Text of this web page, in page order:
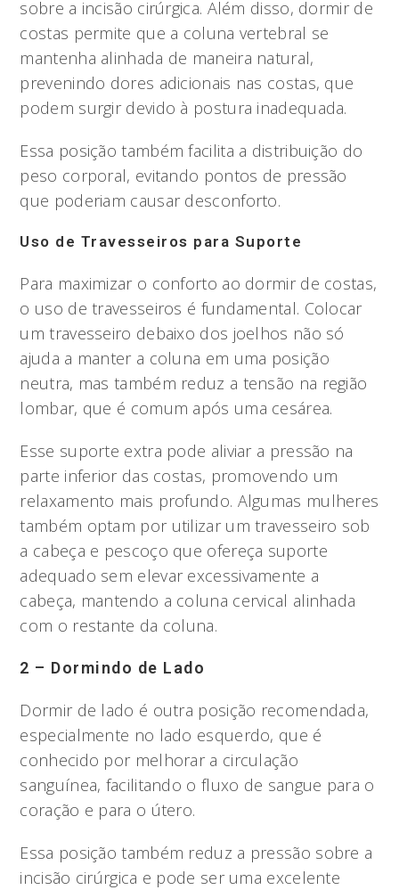
sobre a incisão cirúrgica. Além disso, dormir de
costas permite que a coluna vertebral se
mantenha alinhada de maneira natural,
prevenindo dores adicionais nas costas, que
podem surgir devido à postura inadequada.
Essa posição também facilita a distribuição do
peso corporal, evitando pontos de pressão
que poderiam causar desconforto.
Uso de Travesseiros para Suporte
Para maximizar o conforto ao dormir de costas,
o uso de travesseiros é fundamental. Colocar
um travesseiro debaixo dos joelhos não só
ajuda a manter a coluna em uma posição
neutra, mas também reduz a tensão na região
lombar, que é comum após uma cesárea.
Esse suporte extra pode aliviar a pressão na
parte inferior das costas, promovendo um
relaxamento mais profundo. Algumas mulheres
também optam por utilizar um travesseiro sob
a cabeça e pescoço que ofereça suporte
adequado sem elevar excessivamente a
cabeça, mantendo a coluna cervical alinhada
com o restante da coluna.
2 – Dormindo de Lado
Dormir de lado é outra posição recomendada,
especialmente no lado esquerdo, que é
conhecido por melhorar a circulação
sanguínea, facilitando o fluxo de sangue para o
coração e para o útero.
Essa posição também reduz a pressão sobre a
incisão cirúrgica e pode ser uma excelente